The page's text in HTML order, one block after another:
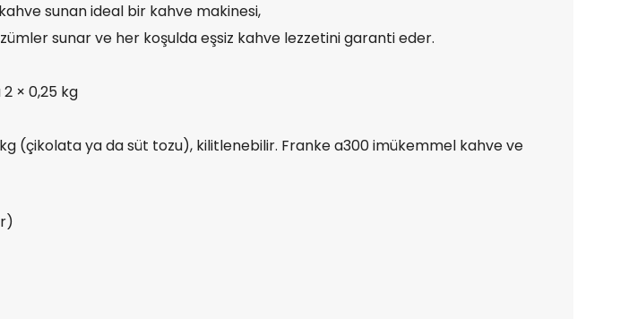
sunan ideal bir kahve makinesi,
sunar ve her koşulda eşsiz kahve lezzetini garanti eder.
× 0,25 kg
kg (çikolata ya da süt tozu), kilitlenebilir. Franke a300 imükemmel kahve ve